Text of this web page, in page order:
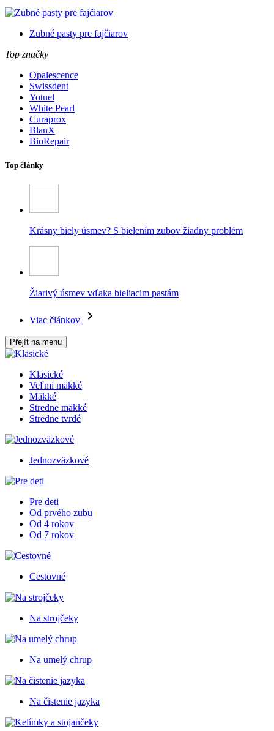
Zubné pasty pre fajčiarov
Top značky
Opalescence
Swissdent
Yotuel
White Pearl
Curaprox
BlanX
BioRepair
Top články
Krásny biely úsmev? S bielením zubov žiadny problém
Žiarivý úsmev vďaka bieliacim pastám
Viac článkov
Přejít na menu
Klasické
Veľmi mäkké
Mäkké
Stredne mäkké
Stredne tvrdé
Jednozväzkové
Pre deti
Od prvého zubu
Od 4 rokov
Od 7 rokov
Cestovné
Na strojčeky
Na umelý chrup
Na čistenie jazyka